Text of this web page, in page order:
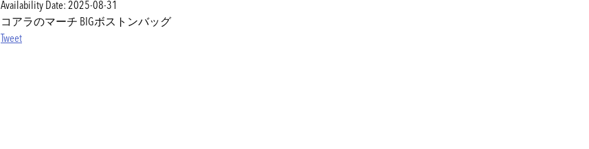
Availability Date: 2025-08-31
コアラのマーチ BIGボストンバッグ
Tweet